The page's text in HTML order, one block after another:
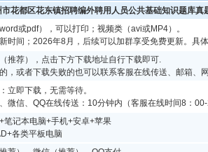
花都区花东镇招聘编外聘用人员公共基础知识题库真
或pdf），可以打印；视频类（avi或MP4）。
时间；2026年8月，后续可以加群享受免费更新。具
推荐），点击下方下载地址自行下载即可.
，或者下载失败的也可以联系客服在线传送、邮箱、
立即下载，无需等待。
微信、QQ在线传送：10分钟内（客服在线时间8：
笔记本电脑+手机+安卓+苹果
各类平板电脑